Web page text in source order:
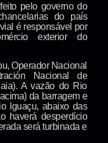
pelo governo do
do país
é responsável por
exterior do
Operador Nacional
Nacional de
A vazão do Rio
da barragem e
Iguaçu, abaixo das
haverá desperdício
será turbinada e